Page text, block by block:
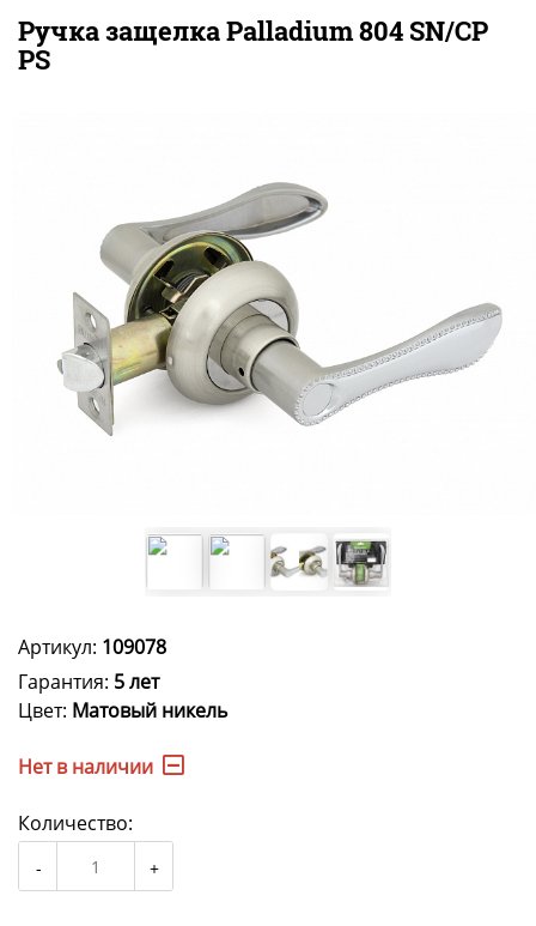
Ручка защелка Palladium 804 SN/CP
PS
Артикул: 109078
Гарантия: 5 лет
Цвет: Матовый никель
Нет в наличии
Количество: